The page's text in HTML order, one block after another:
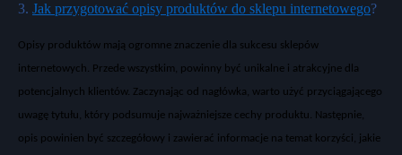
3. Jak przygotować opisy produktów do sklepu internetowego?
Opisy produktów mają ogromne znaczenie dla sukcesu sklepów
internetowych. Przede wszystkim, powinny być unikalne i atrakcyjne dla
potencjalnych klientów. Zaczynając od nagł ówka, warto użyć przyciągającego
uwagę tytułu, który podsumuje najważniejsze cechy produktu. Następnie,
opis powinien być szczegó łowy i zawierać informacje na temat korzyści, jakie